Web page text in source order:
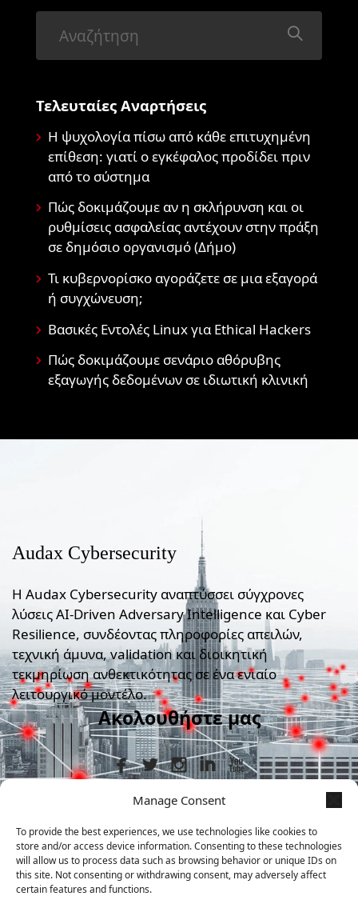
Manage Consent
To provide the best experiences, we use technologies like cookies to
store and/or access device information. Consenting to these technologies
will allow us to process data such as browsing behavior or unique IDs on
this site. Not consenting or withdrawing consent, may adversely affect
certain features and functions.
Τελευταίες Αναρτήσεις
Η ψυχολογία πίσω από κάθε επιτυχημένη
επίθεση: γιατί ο εγκέφαλος προδίδει πριν
από το σύστημα
Πώς δοκιμάζουμε αν η σκλήρυνση και οι
ρυθμίσεις ασφαλείας αντέχουν στην πράξη
σε δημόσιο οργανισμό (Δήμο)
Τι κυβερνορίσκο αγοράζετε σε μια εξαγορά
ή συγχώνευση;
Βασικές Εντολές Linux για Ethical Hackers
Πώς δοκιμάζουμε σενάριο αθόρυβης
εξαγωγής δεδομένων σε ιδιωτική κλινική
Audax Cybersecurity
Η Audax Cybersecurity αναπτύσσει σύγχρονες
λύσεις AI-Driven Adversary Intelligence και Cyber
Resilience, συνδέοντας πληροφορίες απειλών,
τεχνική άμυνα, validation και διοικητική
τεκμηρίωση ανθεκτικότητας σε ένα ενιαίο
λειτουργικό μοντέλο.
Ακολουθήστε μας
+30 210 9839367
Μεταμορφώσεως 7, Άγιος Δημήτριος,